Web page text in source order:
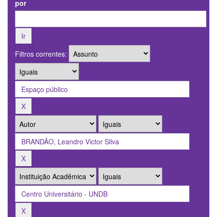
por
Filtros correntes: